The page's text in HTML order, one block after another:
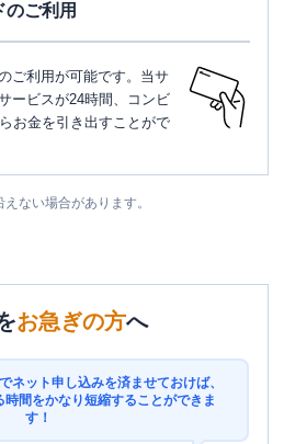
のご利用
ご利用が可能です。当サ
ービスが24時間、コンビ
お金を引き出すことがで
ない場合があります。
お急ぎの方へ
ネット申し込みを済ませておけば、
間をかなり短縮することができま
す！